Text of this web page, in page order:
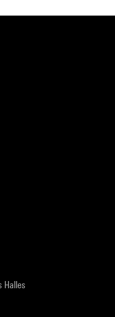
Halles